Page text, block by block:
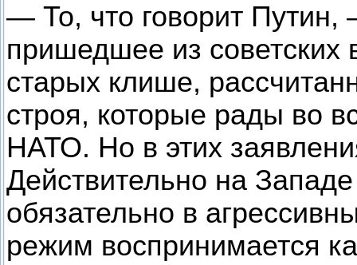
— То, что говорит Путин,
пришедшее из советских
старых клише,
строя, которые рады во
НАТО. Но в этих
Действительно на
обязательно в
режим воспринимается